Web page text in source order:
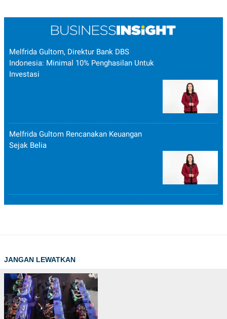
Melfrida Gultom, Direktur Bank DBS
Indonesia: Minimal 10% Penghasilan Untuk
Investasi
Melfrida Gultom Rencanakan Keuangan
Sejak Belia
JANGAN LEWATKAN